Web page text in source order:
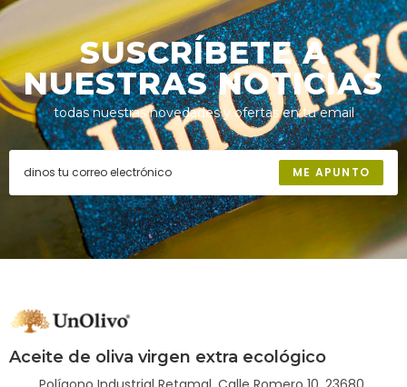
SUSCRÍBETE A
NUESTRAS NOTICIAS
todas nuestras novedades y ofertas en tu email
ME APUNTO
Aceite de oliva virgen extra ecológico